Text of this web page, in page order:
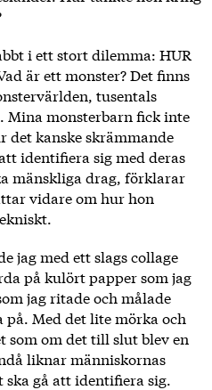
i ett stort dilemma: HUR
är ett monster? Det finns
tusentals
monsterbarn fick inte
det kanske skrämmande
identifiera sig med deras
mänskliga drag, förklarar
vidare om hur hon
jag med ett slags collage
på kulört papper som jag
jag ritade och målade
Med det lite mörka och
som om det till slut blev en
liknar människornas
gå att identifiera sig.